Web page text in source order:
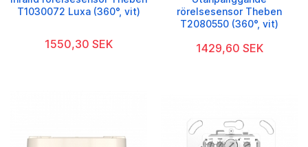
T1030072 Luxa (360°, vit)
1550,30 SEK
rörelsesensor Theben
T2080550 (360°, vit)
1429,60 SEK